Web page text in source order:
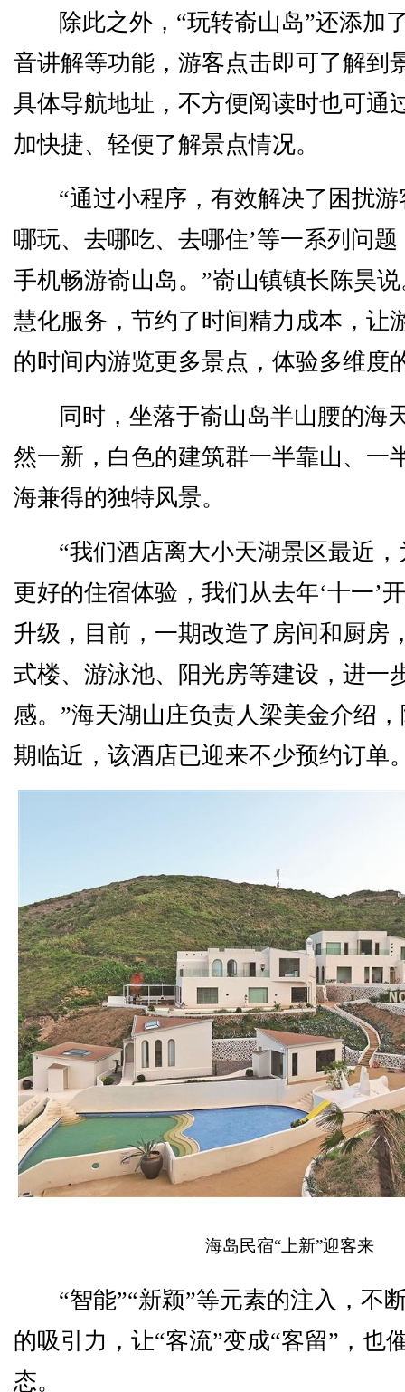
除此之外，“玩转嵛山岛”还添加
音讲解等功能，游客点击即可了解到
具体导航地址，不方便阅读时也可通
加快捷、轻便了解景点情况。
“通过小程序，有效解决了困扰游
哪玩、去哪吃、去哪住’等一系列问
手机畅游嵛山岛。”嵛山镇镇长陈昊
慧化服务，节约了时间精力成本，让
的时间内游览更多景点，体验多维度
同时，坐落于嵛山岛半山腰的海
然一新，白色的建筑群一半靠山、一
海兼得的独特风景。
“我们酒店离大小天湖景区最近
更好的住宿体验，我们从去年‘十一’
升级，目前，一期改造了房间和厨房
式楼、游泳池、阳光房等建设，进一
感。”海天湖山庄负责人梁美金介绍
期临近，该酒店已迎来不少预约订单
海岛民宿“上新”迎客来
“智能”“新颖”等元素的注入，不
的吸引力，让“客流”变成“客留”，也
态。